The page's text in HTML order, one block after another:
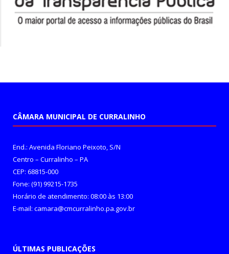
CÂMARA MUNICIPAL DE CURRALINHO
End.: Avenida Floriano Peixoto, S/N
Centro – Curralinho – PA
CEP: 68815-000
Fone: (91) 99215-1735
Horário de atendimento: 08:00 às 13:00
E-mail: camara@cmcurralinho.pa.gov.br
ÚLTIMAS PUBLICAÇÕES